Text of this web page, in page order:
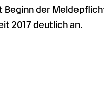
Beginn der
2017 deutlich an.